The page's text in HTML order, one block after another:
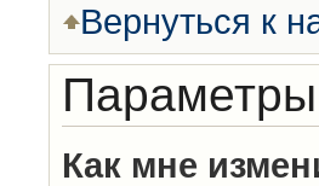
Вернуться к
Параметры
Как мне